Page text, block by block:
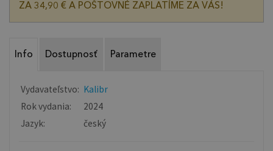
ZA 34,90 € A POŠTOVNÉ ZAPLATÍME ZA VÁS!
Info Dostupnosť Parametre
Vydavateľstvo: Kalibr
Rok vydania:
2024
Jazyk:
český